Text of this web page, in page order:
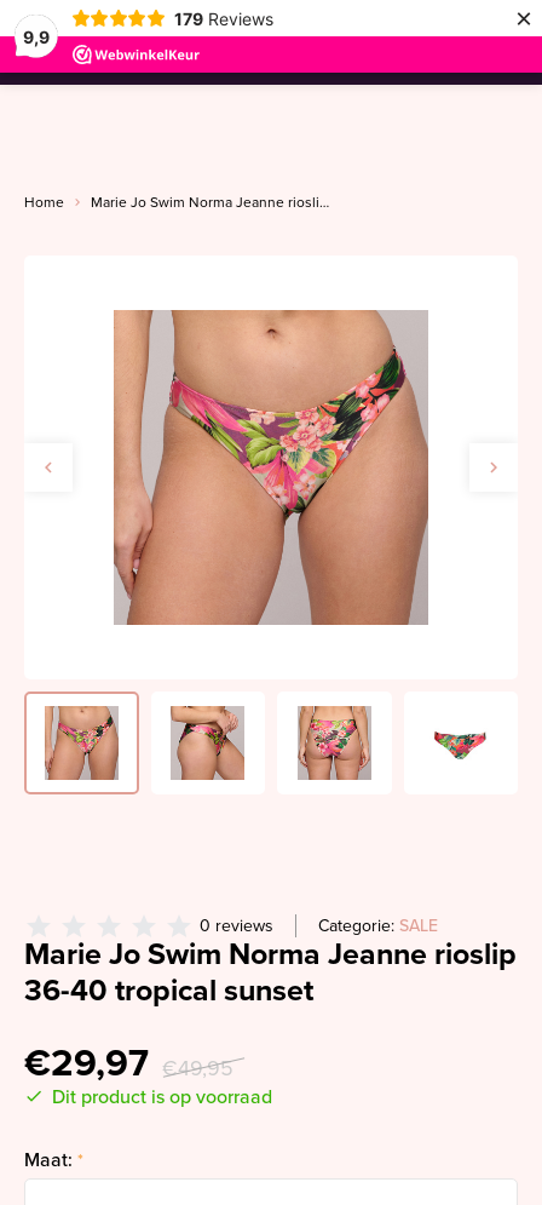
9,9
179 Reviews ×
menu
Home Marie Jo Swim Norma Jeanne rioslip 36-40 tropical sunset
0 reviews Categorie: SALE
Marie Jo Swim Norma Jeanne rioslip
36-40 tropical sunset
€29,97 €49,95
Dit product is op voorraad
Maat: *